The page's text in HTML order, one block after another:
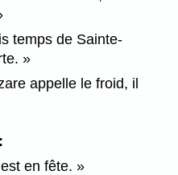
temps de Sainte-
appelle le froid, il
en fête.